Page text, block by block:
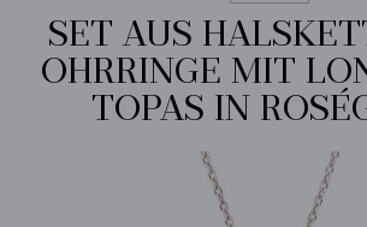
SET AUS
OHRRINGE MIT
TOPAS IN